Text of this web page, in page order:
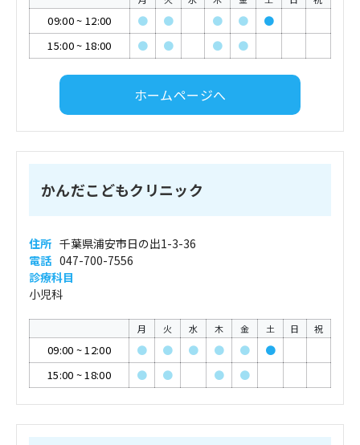
09:00~ 12:00 ● ● ● ●
●
15:00~ 18:00 ● ● ● ●
ホームページへ
かんだこどもクリニック
住所 千葉県浦安市日の出1-3-36
電話 047-700-7556
診療科目
小児科
月 火 水 木 金 土 日 祝
09:00 ~12:00 ● ● ● ● ●
●
15:00 ~18:00 ● ● ● ●